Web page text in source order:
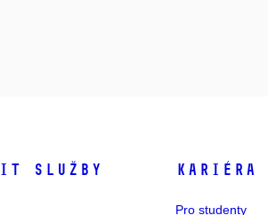
IT služby Kariéra
Pro studenty